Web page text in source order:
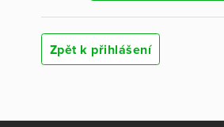
Zpět k přihlášení